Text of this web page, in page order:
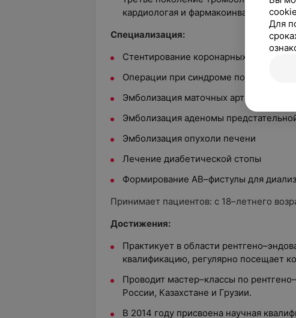
кардиологая и фармакоинвазивная
Специализация:
Стентирование коронарных,
Операции при синдроме портальной
Эмболизация маточных артерий
Эмболизация аденомы
Эмболизация опухоли печени
Лечение диабетической стопы
Формирование АВ–фистулы для
Принимает пациентов: с 18–летнего
Достижения:
Практикует в области
квалификацию, регулярно посещает
Проводит мастер–классы по
России, Казахстане и Грузии.
В 2014 году присвоена научная
Для